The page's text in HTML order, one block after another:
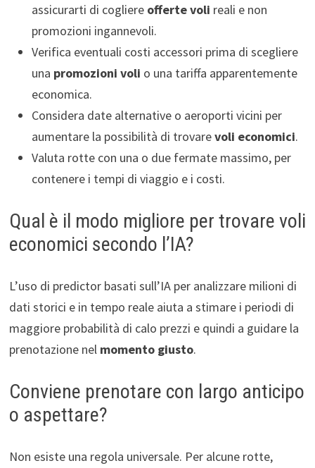
assicurarti di cogliere offerte voli reali e non
promozioni ingannevoli.
Verifica eventuali costi accessori prima di scegliere
una promozioni voli o una tariffa apparentemente
economica.
Considera date alternative o aeroporti vicini per
aumentare la possibilità di trovarevoli economici.
Valuta rotte con una o due fermate massimo, per
contenere i tempi di viaggio e i costi.
Qual è il modo migliore per trovare voli
economici secondo l’IA?
L’uso di predictor basati sull’IA per analizzare milioni di
dati storici e in tempo reale aiuta a stimare i periodi di
maggiore probabilità di calo prezzi e quindi a guidare la
prenotazione nel momento giusto.
Conviene prenotare con largo anticipo
o aspettare?
Non esiste una regola universale. Per alcune rotte,